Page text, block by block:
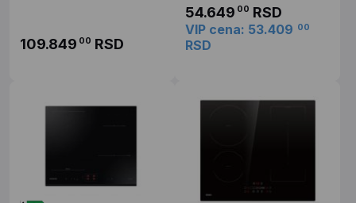
109.849 00 RSD
54.649 00 RSD
VIP cena: 53.409 00
RSD